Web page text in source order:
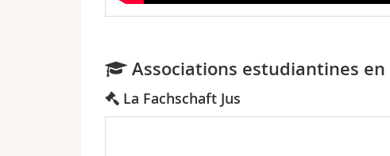
Associations estudiantines
La Fachschaft Jus